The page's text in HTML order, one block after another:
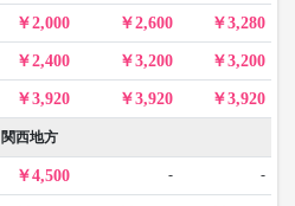
2,000 2,600 3,280
2,400 3,200 3,200
3,920 3,920 3,920
関西地方
4,500 - -